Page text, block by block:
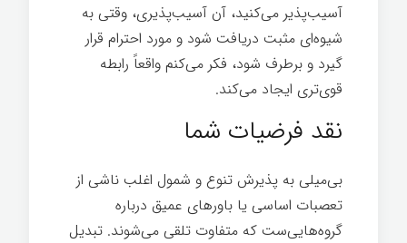
آسیب‌پذیر می‌کنید، آن آسیب‌پذیری، وقتی به
شیوه‌ای مثبت دریافت شود و مورد احترام قرار
گیرد و برطرف شود، فکر می‌کنم واقعاً رابطه
قوی‌تری ایجاد می‌کند.
نقد فرضیات شما
بی‌میلی به پذیرش تنوع و شمول اغلب ناشی از
تعصبات اساسی یا باورهای عمیق درباره
گروه‌هایی‌ست که متفاوت تلقی می‌شوند. تبدیل